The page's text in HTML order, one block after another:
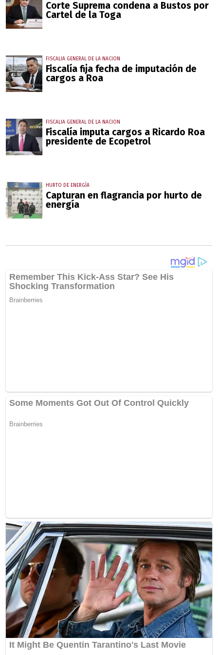
Corte Suprema condena a Bustos por
Cartel de la Toga
FISCALIA GENERAL DE LA NACION
Fiscalía fija fecha de imputación de
cargos a Roa
FISCALIA GENERAL DE LA NACION
Fiscalía imputa cargos a Ricardo Roa
presidente de Ecopetrol
HURTO DE ENERGÍA
Capturan en flagrancia por hurto de
energía